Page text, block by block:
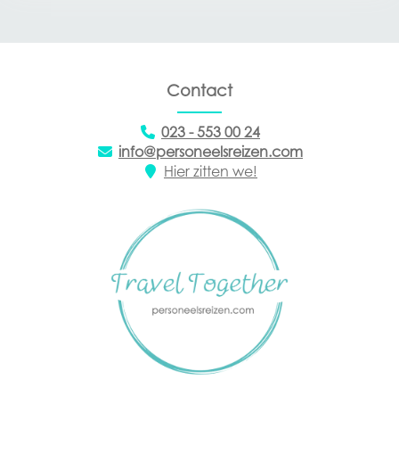
Contact
023 - 553 00 24
info@personeelsreizen.com
Hier zitten we!